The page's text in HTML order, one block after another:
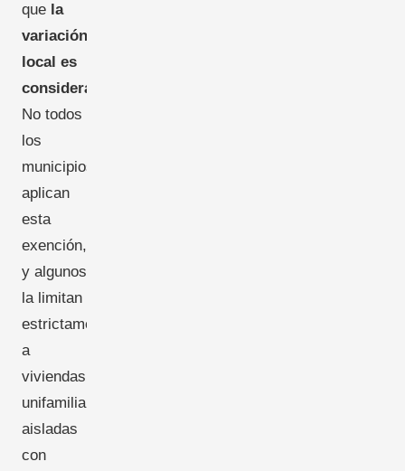
que la
variación
local es
considerable
No todos
los
municipios
aplican
esta
exención,
y algunos
la limitan
estrictamente
a
viviendas
unifamiliares
aisladas
con